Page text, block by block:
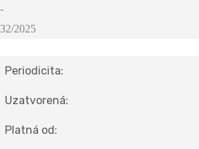
-
32/2025
Periodicita:
Uzatvorená:
Platná od: